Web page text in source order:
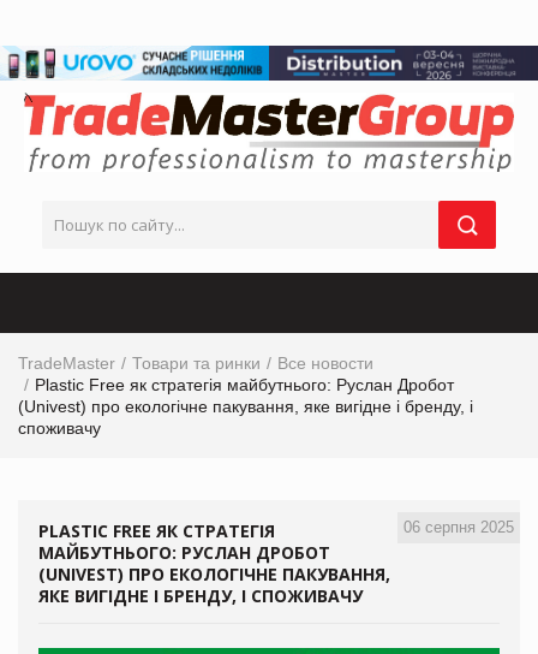
TradeMaster Товари та ринки
Все новости
Plastic Free як стратегія майбутнього: Руслан Дробот
(Univest) про екологічне пакування, яке вигідне і бренду, і
споживачу
06 серпня 2025
PLASTIC FREE ЯК СТРАТЕГІЯ
МАЙБУТНЬОГО: РУСЛАН ДРОБОТ
(UNIVEST) ПРО ЕКОЛОГІЧНЕ ПАКУВАННЯ,
ЯКЕ ВИГІДНЕ І БРЕНДУ, І СПОЖИВАЧУ